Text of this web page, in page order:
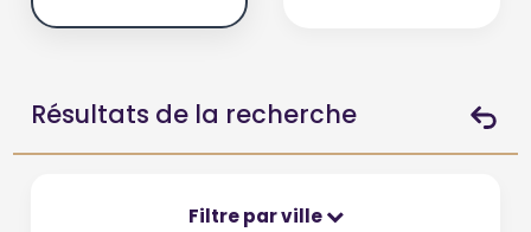
Résultats de la recherche
Filtre par ville